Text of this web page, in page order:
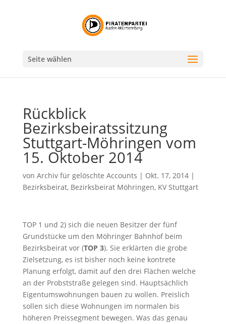
Seite wählen
Rückblick
Bezirksbeiratssitzung
Stuttgart-Möhringen vom
15. Oktober 2014
von Archiv für gelöschte Accounts | Okt. 17, 2014|
Bezirksbeirat, Bezirksbeirat Möhringen, KV Stuttgart
TOP 1 und 2) sich die neuen Besitzer der fünf
Grundstücke um den Möhringer Bahnhof beim
Bezirksbeirat vor (TOP 3). Sie erklärten die grobe
Zielsetzung, es ist bisher noch keine kontrete
Planung erfolgt, damit auf den drei Flächen welche
an der Probststraße gelegen sind. Hauptsächlich
Eigentumswohnungen bauen zu wollen. Preislich
sollen sich diese Wohnungen im normalen bis
höheren Preissegment bewegen. Was das genau